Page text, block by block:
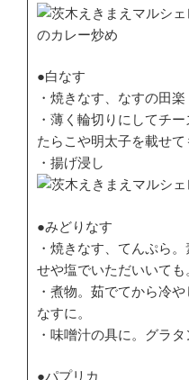
●白なす
・焼きなす、なすの田楽
・薄く輪切りにしてチ
たらこや明太子を載せて
・揚げ浸し
●みどりなす
・焼きなす、てんぷら
せや塩でいただいいても
・煮物。茹でてから冷
なすに。
・味噌汁の具に。グラ
●パプリカ